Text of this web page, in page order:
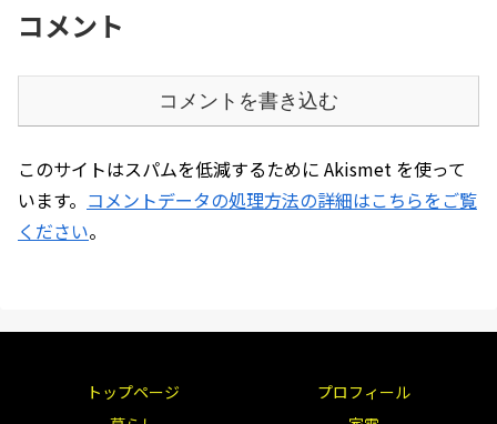
コメント
コメントを書き込む
このサイトはスパムを低減するために Akismet を使って
います。 コメントデータの処理方法の詳細はこちらをご覧
ください。
トップページ
プロフィール